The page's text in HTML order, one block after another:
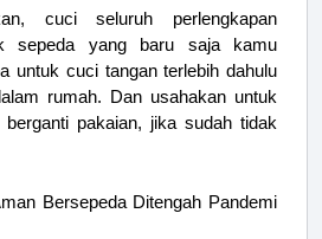
cuci seluruh perlengkapan
sepeda yang baru saja kamu
untuk cuci tangan terlebih dahulu
rumah. Dan usahakan untuk
pakaian, jika sudah tidak
Bersepeda Ditengah Pandemi